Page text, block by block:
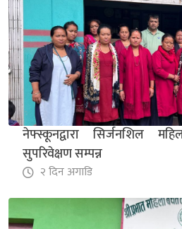
नेफ्स्कूनद्वारा सिर्जनशिल
सुपरिवेक्षण सम्पन्न
२ दिन अगाडि
नेफ्स्कूनद्वारा सिर्जनशिल
सुपरिवेक्षण सम्पन्न
२ दिन अगाडि